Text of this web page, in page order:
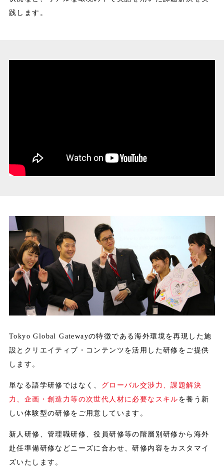
践します。
Tokyo Global Gatewayの特徴である海外環境を再現した施
設とクリエイティブ・コンテンツを活用した研修をご提供
します。
単なる語学研修ではなく、 グローバル交渉力、課題解決
力、企画・創造力等の次世代人材に必要なスキル を養う新
しい体験型の研修をご用意しています。
新人研修、管理職研修、役員研修等の階層別研修から海外
赴任準備研修などニーズに合わせ、研修内容をカスタマイ
ズいたします。